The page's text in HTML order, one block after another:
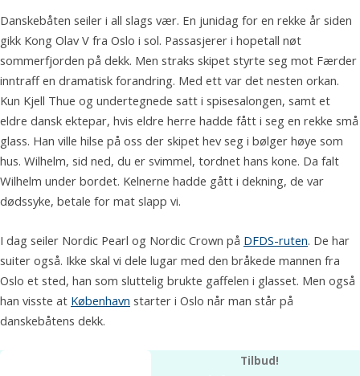
Danskebåten seiler i all slags vær. En junidag for en rekke år siden
gikk Kong Olav V fra Oslo i sol. Passasjerer i hopetall nøt
sommerfjorden på dekk. Men straks skipet styrte seg mot Færder
inntraff en dramatisk forandring. Med ett var det nesten orkan.
Kun Kjell Thue og undertegnede satt i spisesalongen, samt et
eldre dansk ektepar, hvis eldre herre hadde fått i seg en rekke små
glass. Han ville hilse på oss der skipet hev seg i bølger høye som
hus. Wilhelm, sid ned, du er svimmel, tordnet hans kone. Da falt
Wilhelm under bordet. Kelnerne hadde gått i dekning, de var
dødssyke, betale for mat slapp vi.
I dag seiler Nordic Pearl og Nordic Crown på DFDS-ruten. De har
suiter også. Ikke skal vi dele lugar med den bråkede mannen fra
Oslo et sted, han som sluttelig brukte gaffelen i glasset. Men også
han visste at København starter i Oslo når man står på
danskebåtens dekk.
Tilbud!